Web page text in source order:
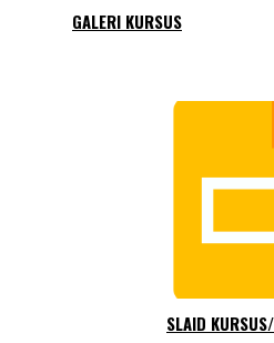
GALERI KURSUS
SLAID